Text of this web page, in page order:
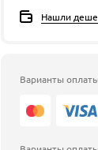
Нашли
Варианты